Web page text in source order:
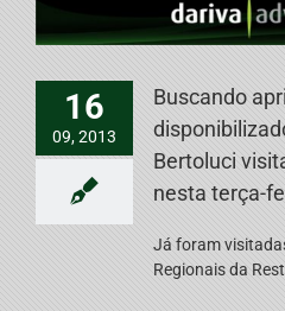
16
09, 2013
Buscando
Bertoluci
nesta terça-
Já foram
Regionais da